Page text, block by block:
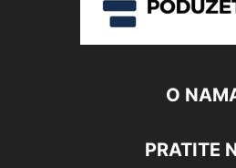
O
PRATITE